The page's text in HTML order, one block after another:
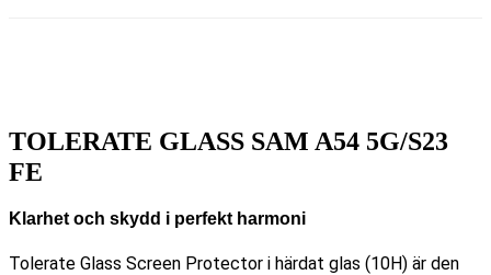
TOLERATE GLASS SAM A54 5G/S23
FE
Klarhet och skydd i perfekt harmoni
Tolerate Glass Screen Protector i härdat glas (10H) är den